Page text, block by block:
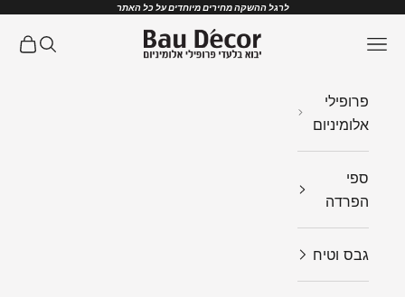
לרגל ההשקה מחירים מיוחדים על כל האתר
Bau Decor תפריט חיפושעגלת
פרופילי
אלומיניום
ספי
הפרדה
גבס וטיח